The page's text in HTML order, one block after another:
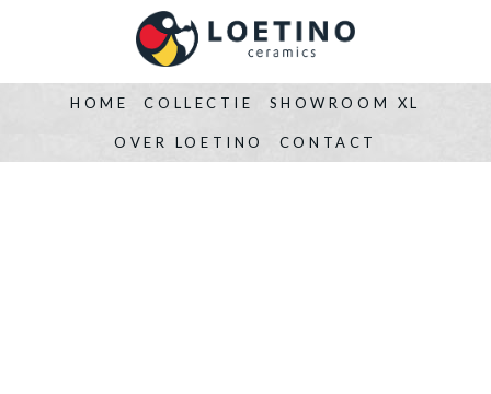
HOME COLLECTIE SHOWROOM XL
OVER LOETINO CONTACT